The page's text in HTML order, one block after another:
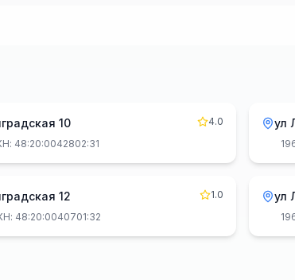
10
4.0
48:20:0042802:31
ул
12
1.0
48:20:0040701:32
ул